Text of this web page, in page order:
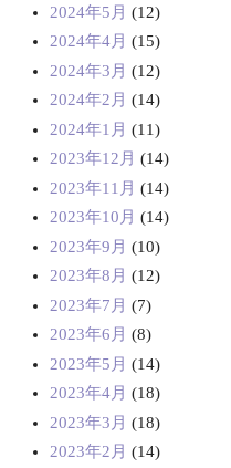
2024年5月 (12)
2024年4月 (15)
2024年3月 (12)
2024年2月 (14)
2024年1月 (11)
2023年12月 (14)
2023年11月 (14)
2023年10月 (14)
2023年9月 (10)
2023年8月 (12)
2023年7月 (7)
2023年6月 (8)
2023年5月 (14)
2023年4月 (18)
2023年3月 (18)
2023年2月 (14)